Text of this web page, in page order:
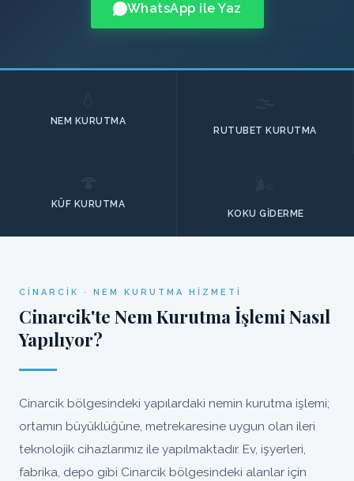
WhatsApp ile Yaz
NEM KURUTMA
RUTUBET KURUTMA
KÜF KURUTMA
KOKU GIDERME
CINARCIK · NEM KURUTMA HIZMETI
Cinarcik'te Nem Kurutma İşlemi Nasıl
Yapılıyor?
Cinarcik bölgesindeki yapılardaki nemin kurutma işlemi;
ortamın büyüklüğüne, metrekaresine uygun olan ileri
teknolojik cihazlarımız ile yapılmaktadır. Ev, işyerleri,
fabrika, depo gibi Cinarcik bölgesindeki alanlar için